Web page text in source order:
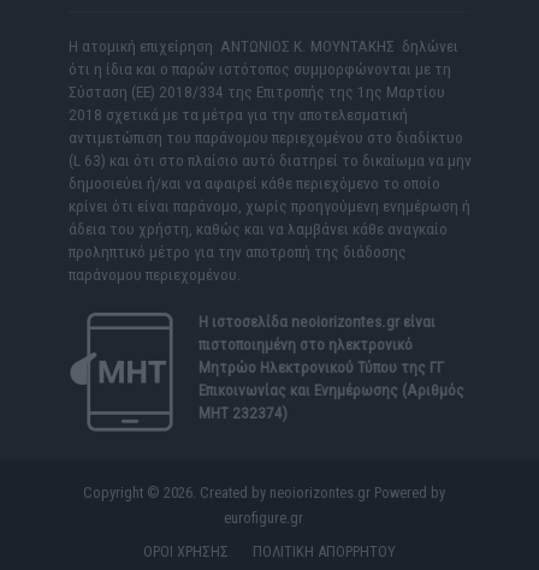
Η ατομική επιχείρηση ΑΝΤΩΝΙΟΣ Κ. ΜΟΥΝΤΑΚΗΣ δηλώνει
ότι η ίδια και ο παρών ιστότοπος συμμορφώνονται με τη
Σύσταση (ΕΕ) 2018/334 της Επιτροπής της 1ης Μαρτίου
2018 σχετικά με τα μέτρα για την αποτελεσματική
αντιμετώπιση του παράνομου περιεχομένου στο διαδίκτυο
(L 63) και ότι στο πλαίσιο αυτό διατηρεί το δικαίωμα να μην
δημοσιεύει ή/και να αφαιρεί κάθε περιεχόμενο το οποίο
κρίνει ότι είναι παράνομο, χωρίς προηγούμενη ενημέρωση ή
άδεια του χρήστη, καθώς και να λαμβάνει κάθε αναγκαίο
προληπτικό μέτρο για την αποτροπή της διάδοσης
παράνομου περιεχομένου.
Η ιστοσελίδα neoiorizontes.grείναι
πιστοποιημένη στο ηλεκτρονικό
Μητρώο Ηλεκτρονικού Τύπου της ΓΓ
Επικοινωνίας και Ενημέρωσης (Αριθμός
ΜΗΤ 232374)
Copyright © 2026. Created by neoiorizontes.gr Powered by
eurofigure.gr
ΟΡΟΙ ΧΡΗΣΗΣ
ΠΟΛΙΤΙΚΗ ΑΠΟΡΡΗΤΟΥ